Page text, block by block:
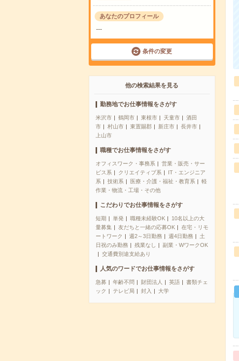
あなたのプロフィール
---
条件の変更
他の検索結果を見る
勤務地でお仕事情報をさがす
米沢市 鶴岡市 東根市 天童市
酒田
市
村山市 東置賜郡 新庄市
長井市
上山市
職種でお仕事情報をさがす
オフィスワーク・事務系
営業・販売・サー
ビス系
クリエイティブ系
IT・エンジニア
系
技術系 医療・介護・福祉・教育系
軽
作業・物流・工場・その他
こだわりでお仕事情報をさがす
短期 単発 職種未経験OK
10名以上の大
量募集
友だちと一緒の応募OK
在宅・リモ
ートワーク
週2～3日勤務 週4日勤務
土
日祝のみ勤務
残業なし
副業・WワークOK
交通費別途支給あり
人気のワードでお仕事情報をさがす
急募 年齢不問 財団法人 英語
書類チェ
ック
テレビ局 封入 大学